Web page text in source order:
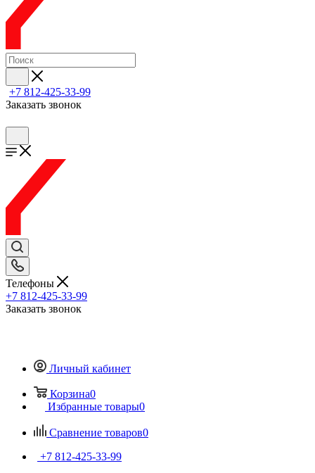
+7 812-425-33-99
Заказать звонок
Телефоны
+7 812-425-33-99
Заказать звонок
Личный кабинет
Корзина0
Избранные товары0
Сравнение товаров0
+7 812-425-33-99